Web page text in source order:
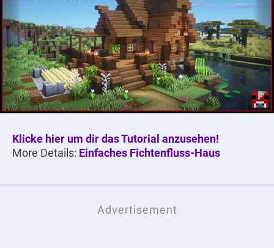
Klicke hier um dir das Tutorial anzusehen!
More Details: Einfaches Fichtenfluss-Haus